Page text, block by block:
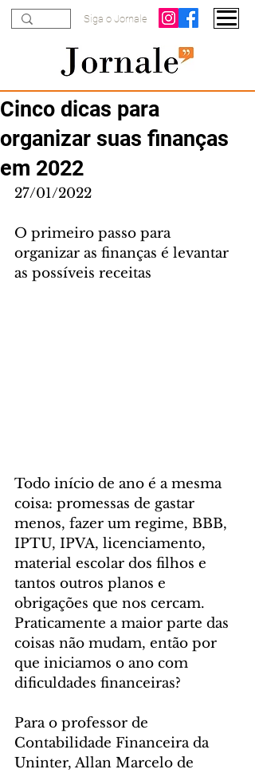
Siga o Jornale
Cinco dicas para
organizar suas finanças
em 2022
27/01/2022
O primeiro passo para
organizar as finanças é levantar
as possíveis receitas
Todo início de ano é a mesma
coisa: promessas de gastar
menos, fazer um regime, BBB,
IPTU, IPVA, licenciamento,
material escolar dos filhos e
tantos outros planos e
obrigações que nos cercam.
Praticamente a maior parte das
coisas não mudam, então por
que iniciamos o ano com
dificuldades financeiras?
Para o professor de
Contabilidade Financeira da
Uninter, Allan Marcelo de